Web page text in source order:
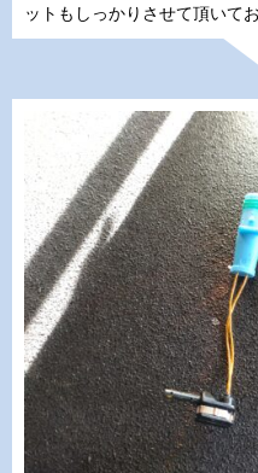
ットもしっかりさせて頂いて